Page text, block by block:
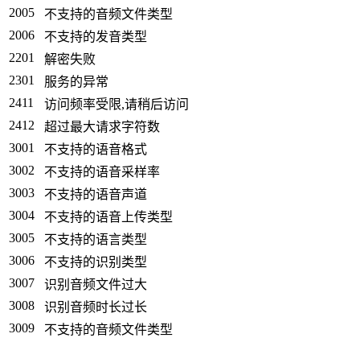
2005
不支持的音频文件类型
2006
不支持的发音类型
2201
解密失败
2301
服务的异常
2411
访问频率受限,请稍后访问
2412
超过最大请求字符数
3001
不支持的语音格式
3002
不支持的语音采样率
3003
不支持的语音声道
3004
不支持的语音上传类型
3005
不支持的语言类型
3006
不支持的识别类型
3007
识别音频文件过大
3008
识别音频时长过长
3009
不支持的音频文件类型